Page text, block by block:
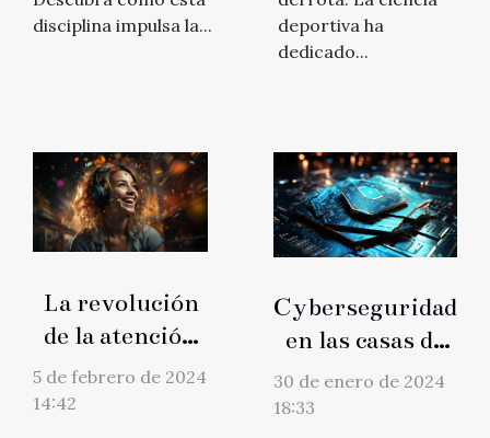
disciplina impulsa la...
deportiva ha
dedicado...
La revolución
de la atención
al cliente:
Cómo la
5 de febrero de 2024
14:42
Cyberseguridad
en las casas de
apuestas online:
30 de enero de 2024
18:33